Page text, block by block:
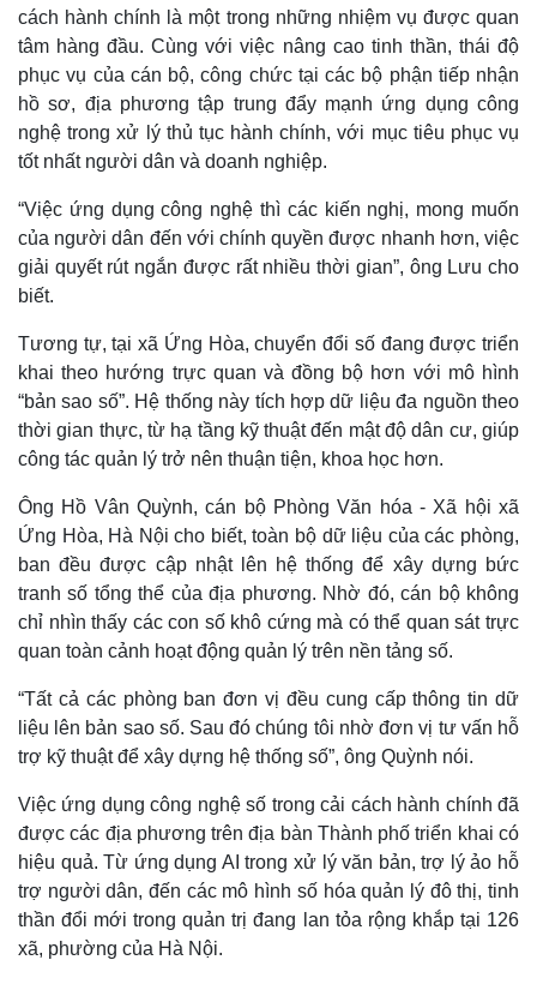
Thế giới
Quan sát
Cuộc sống đó đây
Hồ sơ
Multimedia
Video
Ảnh
E-Magazine
Infographic
cách hành chính là một trong những nhiệm vụ được quan
tâm hàng đầu. Cùng với việc nâng cao tinh thần, thái độ
phục vụ của cán bộ, công chức tại các bộ phận tiếp nhận
hồ sơ, địa phương tập trung đẩy mạnh ứng dụng công
nghệ trong xử lý thủ tục hành chính, với mục tiêu phục vụ
tốt nhất người dân và doanh nghiệp.
“Việc ứng dụng công nghệ thì các kiến nghị, mong muốn
của người dân đến với chính quyền được nhanh hơn, việc
giải quyết rút ngắn được rất nhiều thời gian”, ông Lưu cho
biết.
Tương tự, tại xã Ứng Hòa, chuyển đổi số đang được triển
khai theo hướng trực quan và đồng bộ hơn với mô hình
“bản sao số”. Hệ thống này tích hợp dữ liệu đa nguồn theo
thời gian thực, từ hạ tầng kỹ thuật đến mật độ dân cư, giúp
công tác quản lý trở nên thuận tiện, khoa học hơn.
Ông Hồ Vân Quỳnh, cán bộ Phòng Văn hóa - Xã hội xã
Ứng Hòa, Hà Nội cho biết, toàn bộ dữ liệu của các phòng,
ban đều được cập nhật lên hệ thống để xây dựng bức
tranh số tổng thể của địa phương. Nhờ đó, cán bộ không
chỉ nhìn thấy các con số khô cứng mà có thể quan sát trực
quan toàn cảnh hoạt động quản lý trên nền tảng số.
“Tất cả các phòng ban đơn vị đều cung cấp thông tin dữ
liệu lên bản sao số. Sau đó chúng tôi nhờ đơn vị tư vấn hỗ
trợ kỹ thuật để xây dựng hệ thống số”, ông Quỳnh nói.
Việc ứng dụng công nghệ số trong cải cách hành chính đã
được các địa phương trên địa bàn Thành phố triển khai có
hiệu quả. Từ ứng dụng AI trong xử lý văn bản, trợ lý ảo hỗ
trợ người dân, đến các mô hình số hóa quản lý đô thị, tinh
thần đổi mới trong quản trị đang lan tỏa rộng khắp tại 126
xã, phường của Hà Nội.